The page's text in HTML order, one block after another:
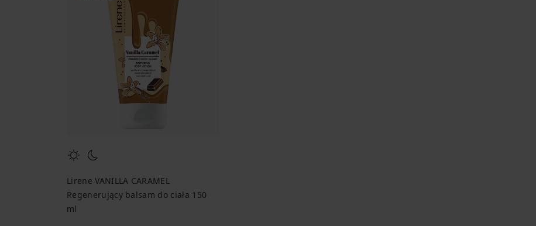
Lirene VANILLA CARAMEL
Regenerujący balsam do ciała 150
ml